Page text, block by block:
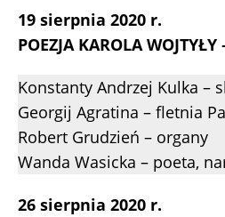
19 sierpnia 2020 r.
POEZJA KAROLA
Konstanty Andrzej Kulka –
Georgij Agratina – fletnia
Robert Grudzień – organy
Wanda Wasicka – poeta,
26 sierpnia 2020 r.